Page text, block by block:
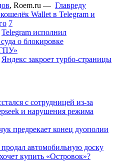
, Roem.ru — Главреду
Wallet в Telegram и
7
Telegram исполнил
о блокировке
Яндекс закроет турбо-страницы
с сотрудницей из-за
и нарушения режима
предрекает конец дуополии
автомобильную доску
купить «Островок»?